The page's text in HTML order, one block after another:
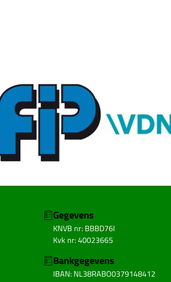
Gegevens
KNVB nr: BBBD76I
Kvk nr: 40023665
Bankgegevens
IBAN: NL38RABO0379148412